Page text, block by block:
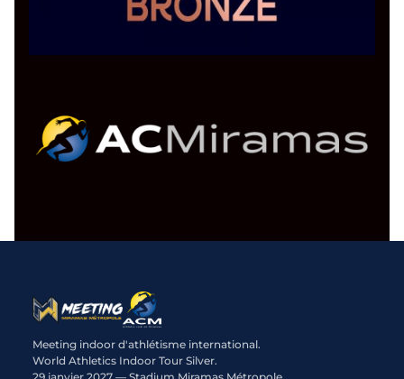
Meeting indoor d'athlétisme international.
World Athletics Indoor Tour Silver.